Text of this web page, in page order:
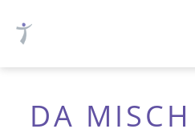
luth.
Nürnberg
DA